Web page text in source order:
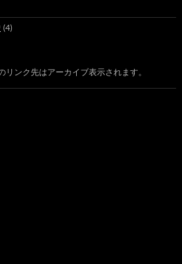
(4)
リンク先はアーカイブ表示されます。